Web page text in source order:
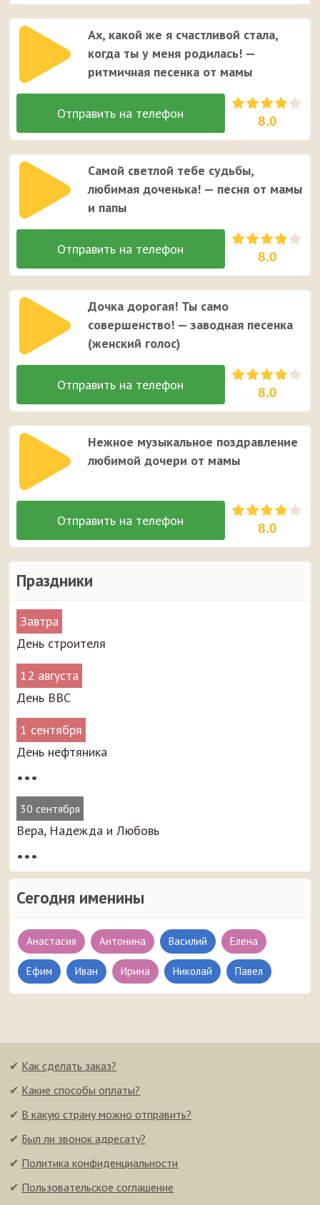
Праздники
Завтра
День строителя
12 августа
День ВВС
1 сентября
День нефтяника
•••
30 сентября
Вера, Надежда и Любовь
•••
Сегодня именины
Анастасия Антонина Василий Елена
Ефим Иван Ирина Николай Павел
Ах, какой же я счастливой стала,
когда ты у меня родилась! —
ритмичная песенка от мамы
8.0
Самой светлой тебе судьбы,
любимая доченька! — песня от мамы
и папы
8.0
Дочка дорогая! Ты само
совершенство! — заводная песенка
(женский голос)
8.0
Нежное музыкальное поздравление
любимой дочери от мамы
8.0
✔ Как сделать заказ?
✔ Какие способы оплаты?
✔ В какую страну можно отправить?
✔ Был ли звонок адресату?
✔ Политика конфиденциальности
✔ Пользовательское соглашение